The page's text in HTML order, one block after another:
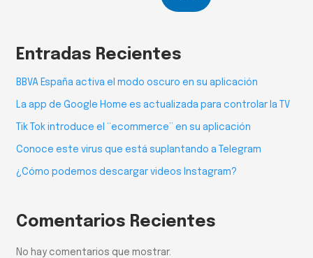
Entradas Recientes
BBVA España activa el modo oscuro en su aplicación
La app de Google Home es actualizada para controlar la TV
Tik Tok introduce el “ecommerce” en su aplicación
Conoce este virus que está suplantando a Telegram
¿Cómo podemos descargar videos Instagram?
Comentarios Recientes
No hay comentarios que mostrar.